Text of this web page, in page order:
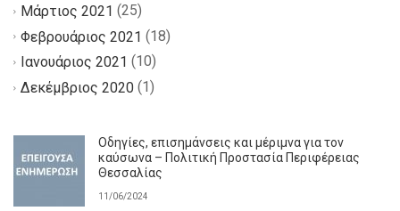
Μάρτιος 2021 (25)
Φεβρουάριος 2021 (18)
Ιανουάριος 2021 (10)
Δεκέμβριος 2020 (1)
Οδηγίες, επισημάνσεις και μέριμνα για τον
καύσωνα – Πολιτική Προστασία Περιφέρειας
Θεσσαλίας
11/06/2024